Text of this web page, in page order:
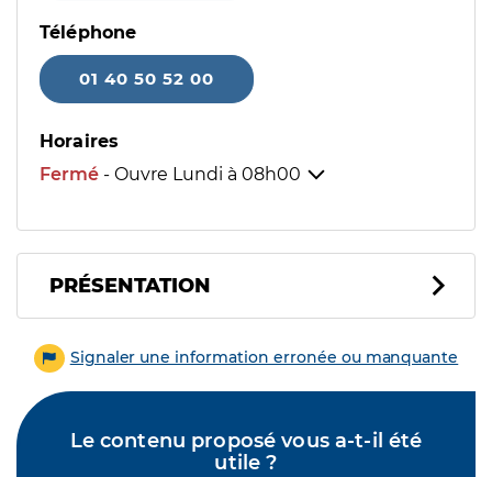
Téléphone
01 40 50 52 00
Horaires
Fermé - Ouvre Lundi à 08h00
PRÉSENTATION
Signaler une information erronée ou manquante
Le contenu proposé vous a-t-il été
utile ?